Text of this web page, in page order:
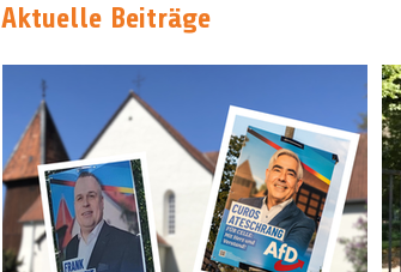
Aktuelle Beiträge